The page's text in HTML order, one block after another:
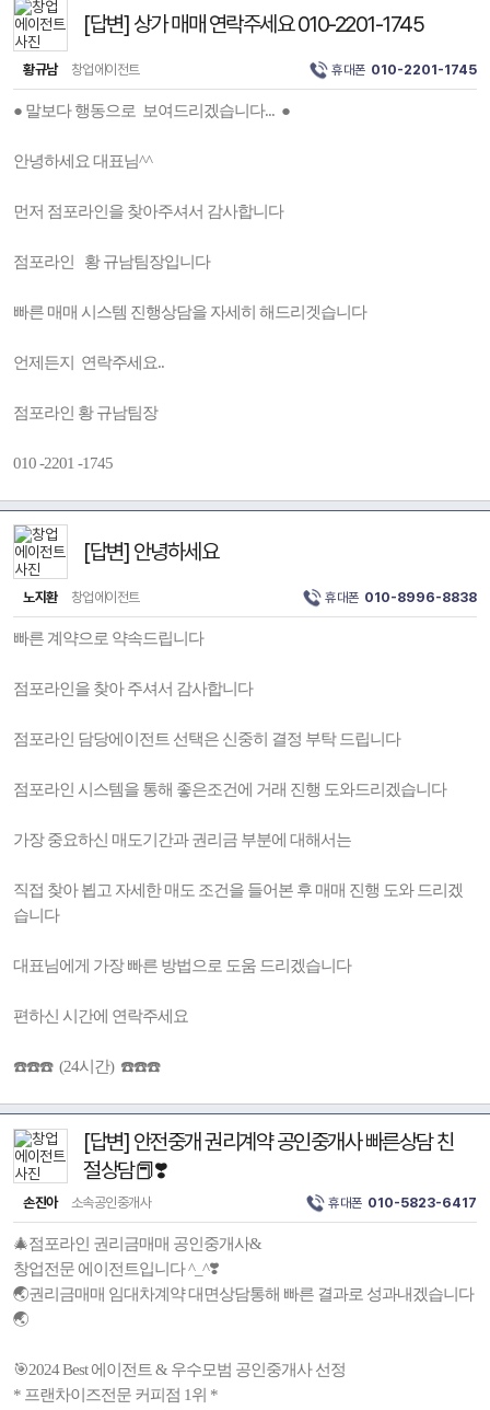
[답변] 상가 매매 연락주세요 010-2201-1745
황규남 창업에이전트 휴대폰 010-2201-1745
● 말보다 행동으로 보여드리겠습니다... ●
안녕하세요 대표님^^
먼저 점포라인을 찾아주셔서 감사합니다
점포라인 황 규남팀장입니다
빠른 매매 시스템 진행상담을 자세히 해드리겟습니다
언제든지 연락주세요..
점포라인 황 규남팀장
010 -2201 -1745
[답변] 안녕하세요
노지환 창업에이전트 휴대폰 010-8996-8838
빠른 계약으로 약속드립니다
점포라인을 찾아 주셔서 감사합니다
점포라인 담당에이전트 선택은 신중히 결정 부탁 드립니다
점포라인 시스템을 통해 좋은조건에 거래 진행 도와드리겠습니다
가장 중요하신 매도기간과 권리금 부분에 대해서는
직접 찾아 뵙고 자세한 매도 조건을 들어본 후 매매 진행 도와 드리겠
습니다
대표님에게 가장 빠른 방법으로 도움 드리겠습니다
편하신 시간에 연락주세요
☎️☎️☎️ (24시간) ☎️☎️☎️
[답변] 안전중개 권리계약 공인중개사 빠른상담 친
절상담📕❣️
손진아 소속공인중개사 휴대폰 010-5823-6417
🎄점포라인 권리금매매 공인중개사&
창업전문 에이전트입니다 ^_^❣️
🌏권리금매매 임대차계약 대면상담통해 빠른 결과로 성과내겠습니다
🌏
🎯2024 Best 에이전트 & 우수모범 공인중개사 선정
* 프랜차이즈전문 커피점 1위 *